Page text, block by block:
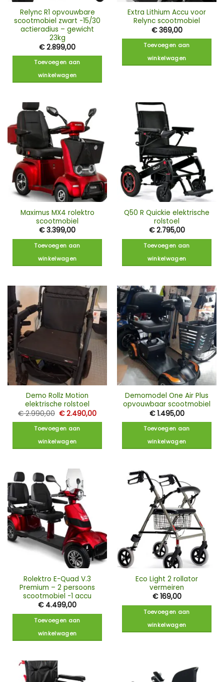
Relync R1 opvouwbare
scootmobiel zwart -15/30
actieradius – gewicht
23kg
€2.899,00
Toevoegen aan
winkelwagen
Extra Lithium Accu voor
Relync scootmobiel
€369,00
Toevoegen aan
winkelwagen
Maximus MX4 rolektro
scootmobiel
€3.399,00
Toevoegen aan
winkelwagen
Q50 R Quickie elektrische
rolstoel
€2.795,00
Toevoegen aan
winkelwagen
Demo Rollz Motion
elektrische rolstoel
€2.990,00 Oorspronkelijke
was:
€ 2.990,00.
€2.490,00Huidige
Toevoegen aan
winkelwagen
Demomodel One Air Plus
opvouwbaar scootmobiel
€1.495,00
Toevoegen aan
winkelwagen
Rolektro E-Quad V.3
Premium – 2 persoons
scootmobiel -1 accu
€4.499,00
Toevoegen aan
winkelwagen
Eco Light 2 rollator
vermeiren
€169,00
Toevoegen aan
winkelwagen